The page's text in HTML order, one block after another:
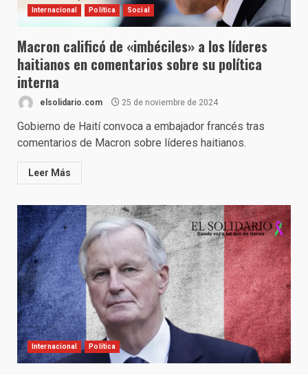
Internacional Política Social
Macron calificó de «imbéciles» a los líderes
haitianos en comentarios sobre su política
interna
elsolidario.com 25 de noviembre de 2024
Gobierno de Haití convoca a embajador francés tras
comentarios de Macron sobre líderes haitianos.
Leer Más
Internacional Política